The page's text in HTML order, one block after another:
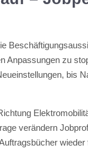
Anpassungen zu
bis
verändern
wieder